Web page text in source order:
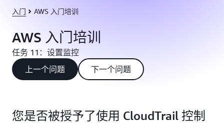
入门 AWS 入门培训
AWS 入门培训
任务 11：设置监控
上一个问题
下一个问题
您是否被授予了使用 CloudTrail 控制